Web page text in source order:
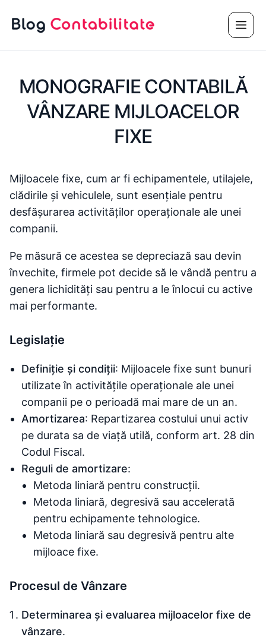
MONOGRAFIE CONTABILĂ
VÂNZARE MIJLOACELOR
FIXE
Mijloacele fixe, cum ar fi echipamentele, utilajele,
clădirile și vehiculele, sunt esențiale pentru
desfășurarea activităților operaționale ale unei
companii.
Pe măsură ce acestea se depreciază sau devin
învechite, firmele pot decide să le vândă pentru a
genera lichidități sau pentru a le înlocui cu active
mai performante.
Legislație
Definiție și condiții: Mijloacele fixe sunt bunuri
utilizate în activitățile operaționale ale unei
companii pe o perioadă mai mare de un an.
Amortizarea: Repartizarea costului unui activ
pe durata sa de viață utilă, conform art. 28 din
Codul Fiscal.
Reguli de amortizare:
Metoda liniară pentru construcții.
Metoda liniară, degresivă sau accelerată
pentru echipamente tehnologice.
Metoda liniară sau degresivă pentru alte
mijloace fixe.
Procesul de Vânzare
Determinarea și evaluarea mijloacelor fixe de
vânzare.